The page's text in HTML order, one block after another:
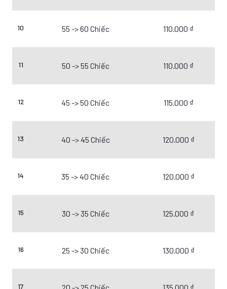
10 55 -> 60 Chiếc 110.000 ₫
11 50 -> 55 Chiếc 110.000 ₫
12 45 -> 50 Chiếc 115.000 ₫
13 40 -> 45 Chiếc 120.000 ₫
14 35 -> 40 Chiếc 120.000 ₫
15 30 -> 35 Chiếc 125.000 ₫
16 25 -> 30 Chiếc 130.000 ₫
17